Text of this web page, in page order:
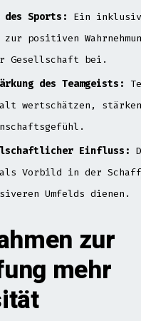
des Sports:
Ein
positiven
Gesellschaft bei.
des Teamgeists:
wertschätzen,
Einfluss:
als Vorbild in der
Umfelds dienen.
zur
mehr